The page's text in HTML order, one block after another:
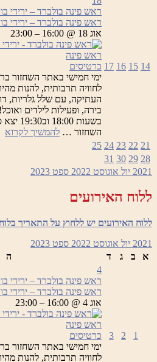
–
14
15
16
17
ראש פינה בולברד – ירידי
ראש פינה בולברד – ירידי
אוג 18 @ 16:00 – 23:00
כרטיסים
ימי חמישי באתר השחזור
לחוויה תרבותית, להנות
העתיקה, עם שלל גלריות,
בירה, ופעילות לילדים
בשעות
השחזור … להמשיך לקרוא
21
22
23
24
25
28
29
30
31
2021 יול אוגוסט 2022 ספט 2023
ללוח האירועים
ללוח האירועים יש ללחוץ על התאריך
2021 יול אוגוסט 2022 ספט 2023
א
ב ג ד ה
1
2
3
4
ראש פינה בולברד – ירידי
ראש פינה בולברד – ירידי
אוג 4 @ 16:00 – 23:00
כרטיסים
ימי חמישי באתר השחזור
לחוויה תרבותית, להנות